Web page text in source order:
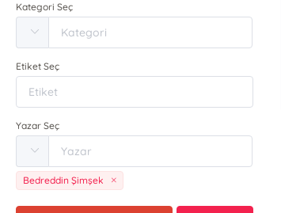
Kategori Seç
Etiket Seç
Yazar Seç
Bedreddin Şimşek